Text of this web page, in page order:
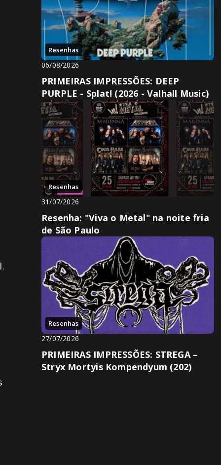
Resenhas
06/08/2026
PRIMEIRAS IMPRESSÕES: DEEP
PURPLE - Splat! (2026 - Valhall Music)
Resenhas
31/07/2026
Resenha: "Viva o Metal" na noite fria
de São Paulo
Resenhas
27/07/2026
PRIMEIRAS IMPRESSÕES: STREGA –
Stryx Mortyis Kompendyum (202)